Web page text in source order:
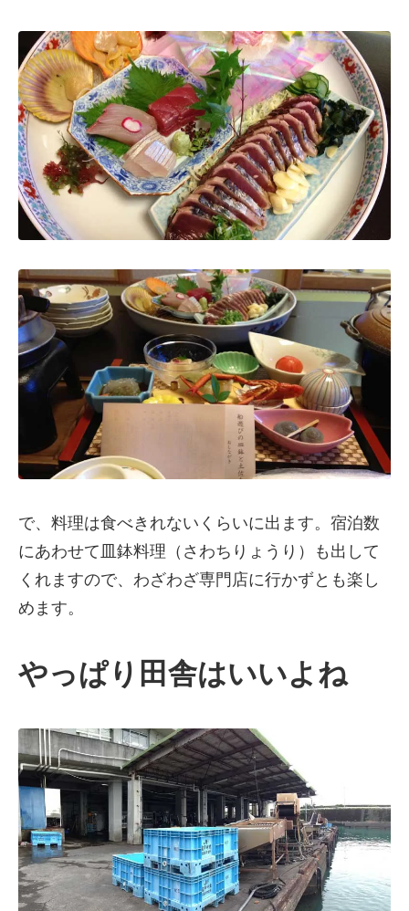
で、料理は食べきれないくらいに出ます。宿泊数
にあわせて皿鉢料理（さわちりょうり）も出して
くれますので、わざわざ専門店に行かずとも楽し
めます。
やっぱり田舎はいいよね